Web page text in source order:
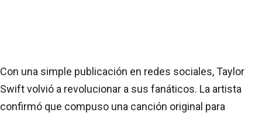
Con una simple publicación en redes sociales, Taylor
Swift volvió a revolucionar a sus fanáticos. La artista
confirmó que compuso una canción original para